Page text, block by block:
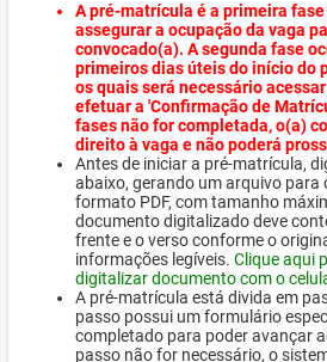
A pré-matrícula é a primeira
assegurar a ocupação da vaga
convocado(a). A segunda fase
primeiros dias úteis do início do
os quais será necessário
efetuar a 'Confirmação de
fases não for completada, o(a)
direito à vaga e não poderá
Antes de iniciar a pré-matrícula,
abaixo, gerando um arquivo para
formato PDF, com tamanho
documento digitalizado deve
frente e o verso conforme o
informações legíveis. Clique aqui
digitalizar documento com o
A pré-matrícula está divida em
passo possui um formulário
completado para poder avançar
passo não for necessário, o